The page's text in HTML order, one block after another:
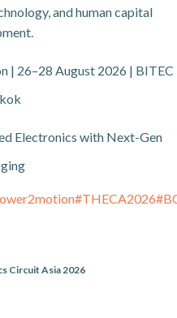
and human capital
26–28 August 2026 | BITEC
Electronics with Next-Gen
#THECA2026
Circuit Asia 2026